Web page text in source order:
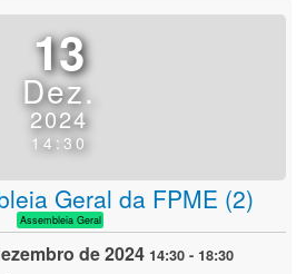
13
Dez.
2024
14:30
Geral da FPME (2)
Assembleia Geral
de 2024 14:30 - 18:30